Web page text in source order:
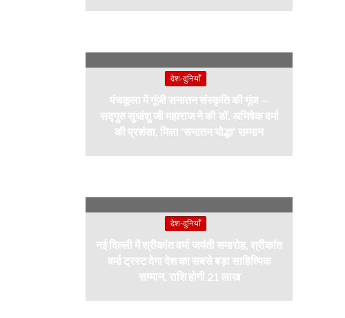
देश-दुनियाँ
पंचकूला में गूंजी सनातन संस्कृति की गूंज —
सद्गुरु सुधांशु जी महाराज ने की डॉ. अभिषेक वर्मा
की प्रशंसा, मिला ‘सनातन योद्धा’ सम्मान
देश-दुनियाँ
नई दिल्ली में श्रीकांत वर्मा जयंती समारोह, श्रीकांत
वर्मा ट्रस्ट देगा देश का सबसे बड़ा साहित्यिक
सम्मान, राशि होगी 21 लाख